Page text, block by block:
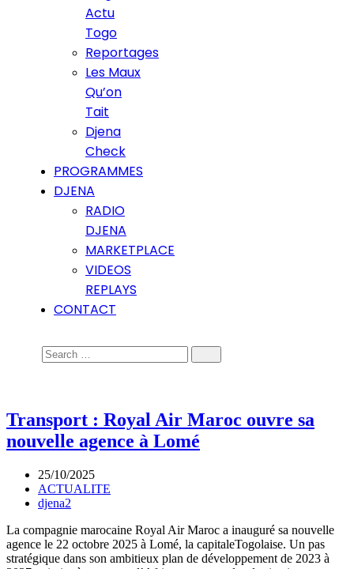
Actu
Togo
Reportages
Les Maux
Qu’on
Tait
Djena
Check
PROGRAMMES
DJENA
RADIO
DJENA
MARKETPLACE
VIDEOS
REPLAYS
CONTACT
Transport : Royal Air Maroc ouvre sa
nouvelle agence à Lomé
25/10/2025
ACTUALITE
djena2
La compagnie marocaine Royal Air Maroc a inauguré sa nouvelle
agence le 22 octobre 2025 à Lomé, la capitaleTogolaise. Un pas
stratégique dans son ambitieux plan de développement de 2023 à